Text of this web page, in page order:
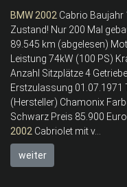
BMW2002 Cabrio Baujahr
Zustand! Nur 200 Mal
89.545 km (abgelesen)
Leistung 74kW (100 PS)
Anzahl Sitzplätze 4
Erstzulassung 01.07.1971
(Hersteller) Chamonix
Schwarz Preis 85.900
2002 Cabriolet mit v...
weiter